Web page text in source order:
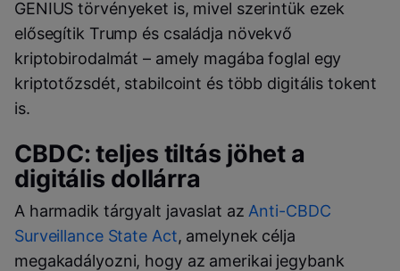
GENIUS törvényeket is, mivel szerintük ezek
elősegítik Trump és családja növekvő
kriptobirodalmát – amely magába foglal egy
kriptotőzsdét, stabilcoint és több digitális tokent
is.
CBDC: teljes tiltás jöhet a
digitális dollárra
A harmadik tárgyalt javaslat az Anti-CBDC
Surveillance State Act, amelynek célja
megakadályozni, hogy az amerikai jegybank